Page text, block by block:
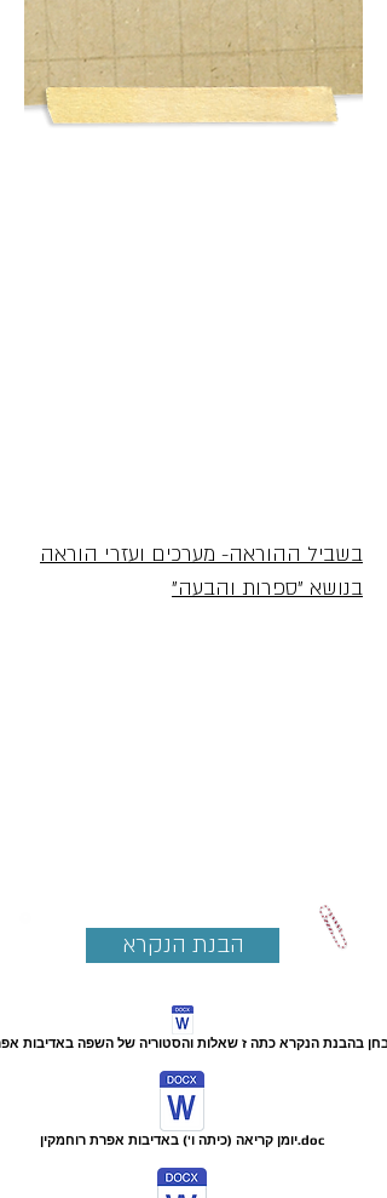
בשביל ההוראה- מערכים ועזרי הוראה
בנושא "ספרות והבעה"
הבנת הנקרא
בהבנת הנקרא כתה ז שאלות והסטוריה של השפה באדיבות
יומן קריאה (כיתה ו') באדיבות אפרת רוחמקין.doc